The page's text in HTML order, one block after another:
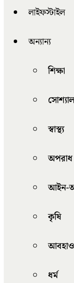
লাইফস্টাইল
অন্যান্য
শিক্ষা
স্বাস্থ্য
অপরাধ
আইন-
কৃষি
ধর্ম